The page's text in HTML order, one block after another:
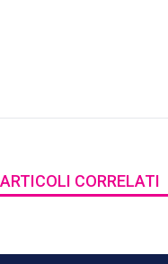
ARTICOLI CORRELATI